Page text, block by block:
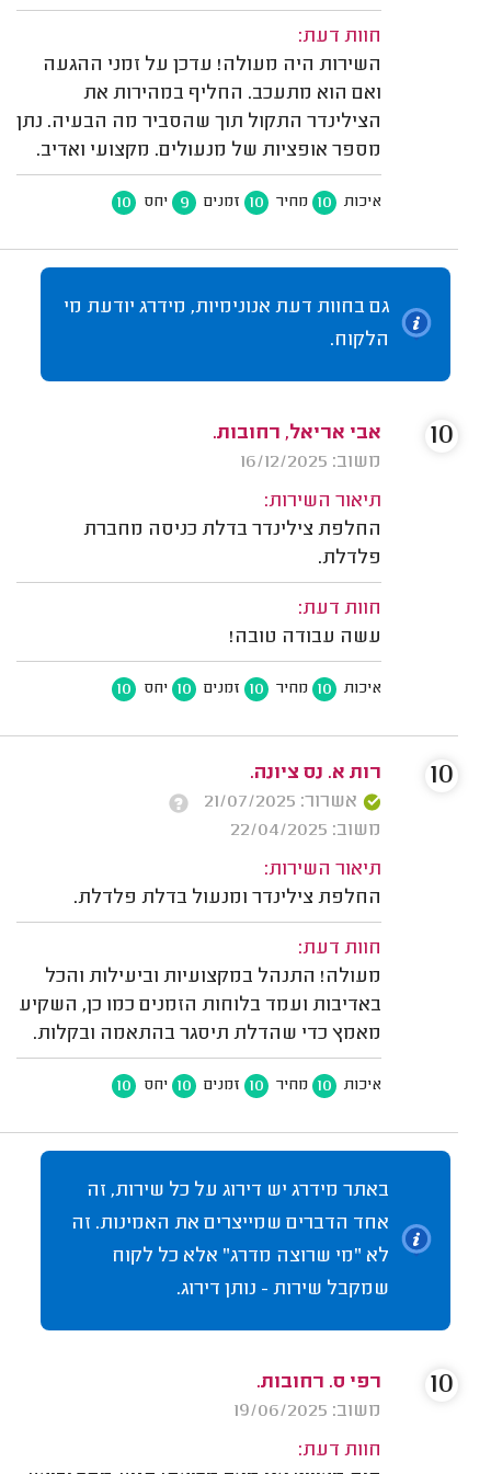
חוות דעת:
השירות היה מעולה! עדכן על זמני ההגעה
ואם הוא מתעכב. החליף במהירות את
הצילינדר התקול תוך שהסביר מה הבעיה. נתן
מספר אופציות של מנעולים. מקצועי ואדיב.
איכות 10 מחיר 10 זמנים 9 יחס 10
גם בחוות דעת אנונימיות, מידרג יודעת מי
הלקוח.
אבי אריאל, רחובות.
משוב: 16/12/2025
תיאור השירות:
החלפת צילינדר בדלת כניסה מחברת
פלדלת.
חוות דעת:
עשה עבודה טובה!
איכות 10 מחיר 10 זמנים 10 יחס 10
10
רות א. נס ציונה.
אשרור: 21/07/2025
משוב: 22/04/2025
תיאור השירות:
החלפת צילינדר ומנעול בדלת פלדלת.
חוות דעת:
מעולה! התנהל במקצועיות וביעילות והכל
באדיבות ועמד בלוחות הזמנים כמו כן, השקיע
מאמץ כדי שהדלת תיסגר בהתאמה ובקלות.
איכות 10 מחיר 10 זמנים 10 יחס 10
10
באתר מידרג יש דירוג על כל שירות, זה
אחד הדברים שמייצרים את האמינות. זה
לא "מי שרוצה מדרג" אלא כל לקוח
שמקבל שירות - נותן דירוג.
רפי ס. רחובות.
משוב: 19/06/2025
חוות דעת:
10